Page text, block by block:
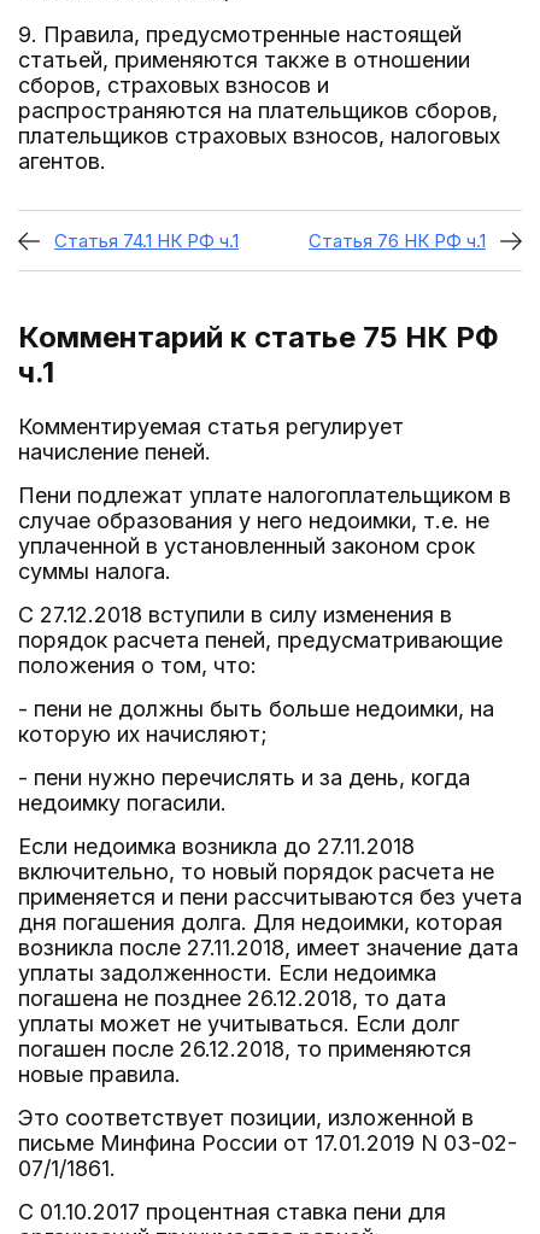
9. Правила, предусмотренные настоящей
статьей, применяются также в отношении
сборов, страховых взносов и
распространяются на плательщиков сборов,
плательщиков страховых взносов, налоговых
агентов.
Статья 74.1 НК РФ ч.1 Статья 76 НК РФ ч.1
Комментарий к статье 75 НК РФ
ч.1
Комментируемая статья регулирует
начисление пеней.
Пени подлежат уплате налогоплательщиком в
случае образования у него недоимки, т.е. не
уплаченной в установленный законом срок
суммы налога.
С 27.12.2018 вступили в силу изменения в
порядок расчета пеней, предусматривающие
положения о том, что:
- пени не должны быть больше недоимки, на
которую их начисляют;
- пени нужно перечислять и за день, когда
недоимку погасили.
Если недоимка возникла до 27.11.2018
включительно, то новый порядок расчета не
применяется и пени рассчитываются без учета
дня погашения долга. Для недоимки, которая
возникла после 27.11.2018, имеет значение дата
уплаты задолженности. Если недоимка
погашена не позднее 26.12.2018, то дата
уплаты может не учитываться. Если долг
погашен после 26.12.2018, то применяются
новые правила.
Это соответствует позиции, изложенной в
письме Минфина России от 17.01.2019 N 03-02-
07/1/1861.
С 01.10.2017 процентная ставка пени для